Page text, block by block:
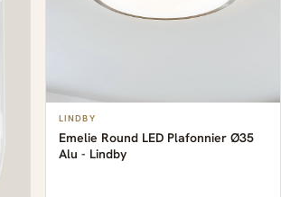
LINDBY
Emelie Round LED Plafonnier Ø35
Alu - Lindby